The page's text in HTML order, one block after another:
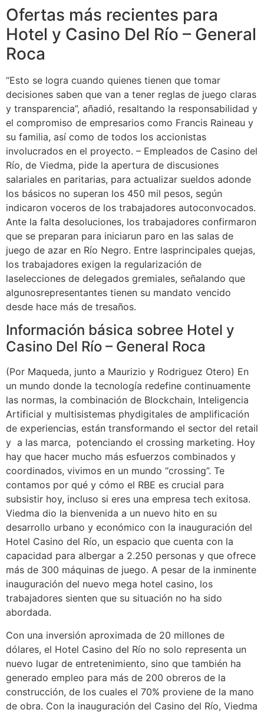
Ofertas más recientes para
Hotel y Casino Del Río – General
Roca
“Esto se logra cuando quienes tienen que tomar
decisiones saben que van a tener reglas de juego claras
y transparencia”, añadió, resaltando la responsabilidad y
el compromiso de empresarios como Francis Raineau y
su familia, así como de todos los accionistas
involucrados en el proyecto. – Empleados de Casino del
Río, de Viedma, pide la apertura de discusiones
salariales en paritarias, para actualizar sueldos adonde
los básicos no superan los 450 mil pesos, según
indicaron voceros de los trabajadores autoconvocados.
Ante la falta desoluciones, los trabajadores confirmaron
que se preparan para iniciarun paro en las salas de
juego de azar en Río Negro. Entre lasprincipales quejas,
los trabajadores exigen la regularización de
laselecciones de delegados gremiales, señalando que
algunosrepresentantes tienen su mandato vencido
desde hace más de tresaños.
Información básica sobree Hotel y
Casino Del Río – General Roca
(Por Maqueda, junto a Maurizio y Rodriguez Otero) En
un mundo donde la tecnología redefine continuamente
las normas, la combinación de Blockchain, Inteligencia
Artificial y multisistemas phydigitales de amplificación
de experiencias, están transformando el sector del retail
y a las marca, potenciando el crossing marketing. Hoy
hay que hacer mucho más esfuerzos combinados y
coordinados, vivimos en un mundo “crossing”. Te
contamos por qué y cómo el RBE es crucial para
subsistir hoy, incluso si eres una empresa tech exitosa.
Viedma dio la bienvenida a un nuevo hito en su
desarrollo urbano y económico con la inauguración del
Hotel Casino del Río, un espacio que cuenta con la
capacidad para albergar a 2.250 personas y que ofrece
más de 300 máquinas de juego. A pesar de la inminente
inauguración del nuevo mega hotel casino, los
trabajadores sienten que su situación no ha sido
abordada.
Con una inversión aproximada de 20 millones de
dólares, el Hotel Casino del Río no solo representa un
nuevo lugar de entretenimiento, sino que también ha
generado empleo para más de 200 obreros de la
construcción, de los cuales el 70% proviene de la mano
de obra. Con la inauguración del Casino del Río, Viedma